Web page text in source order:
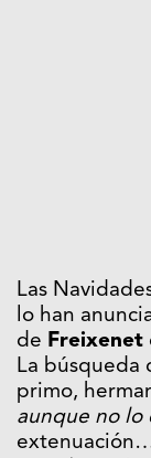
Las
lo han
de Freixenet
La búsqueda
primo,
aunque no lo